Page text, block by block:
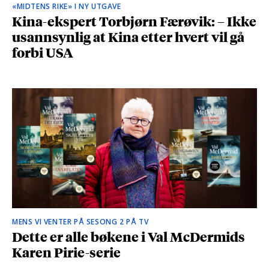
«MIDTENS RIKE» I NY UTGAVE
Kina-ekspert Torbjørn Færøvik: – Ikke
usannsynlig at Kina etter hvert vil gå
forbi USA
MENS VI VENTER PÅ SESONG 2 PÅ TV
Dette er alle bøkene i Val McDermids
Karen Pirie-serie